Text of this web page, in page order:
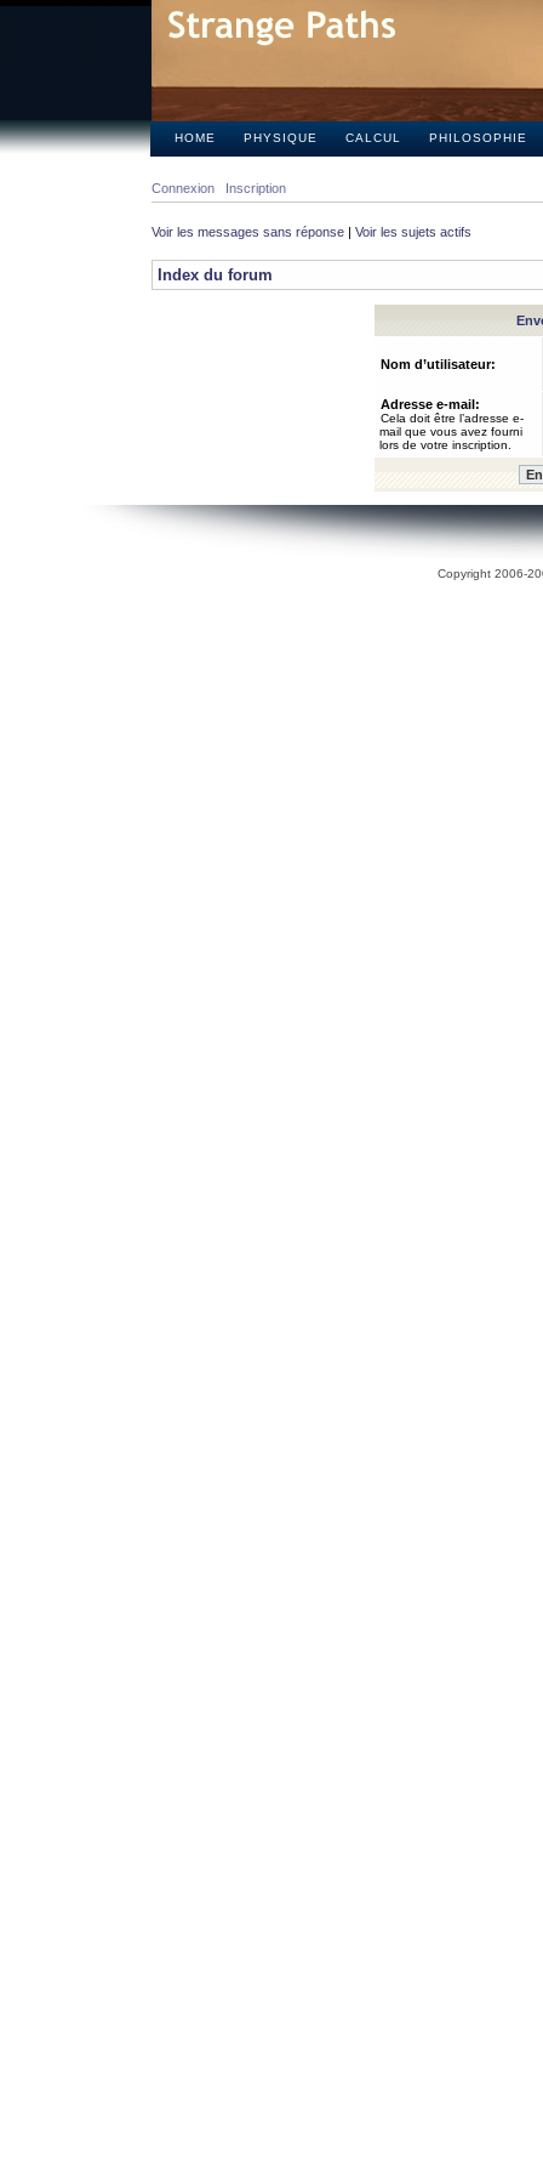
HOME PHYSIQUE CALCUL PHILOSOPHIE
Connexion Inscription
Voir les messages sans réponse | Voir les sujets actifs
Index du forum
Nom d’utilisateur:
Adresse e-mail:
Cela doit être l’adresse e-
mail que vous avez fourni
lors de votre inscription.
Copyright 2006-